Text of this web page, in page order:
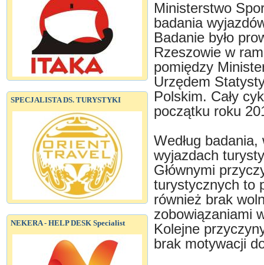
SPECJALISTA DS. TURYSTYKI
NEKERA - HELP DESK Specialist
Ministerstwo
badania
Badanie było
Rzeszowie w
pomiędzy
Urzędem
Polskim. Cały
początku roku
Według
wyjazdach
Głównymi
turystycznych to
również brak
zobowiązaniami
Kolejne
brak motywacji